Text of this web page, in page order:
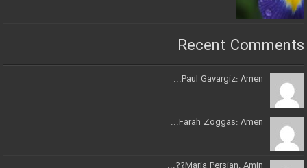
Recent Comments
Paul Gavargiz: Amen...
Farah Zoggas: Amen...